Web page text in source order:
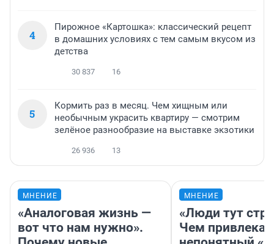
4
Пирожное «Картошка»: классический рецепт
в домашних условиях с тем самым вкусом из
детства
30 837 16
5
Кормить раз в месяц. Чем хищным или
необычным украсить квартиру — смотрим
зелёное разнообразие на выставке экзотики
26 936 13
МНЕНИЕ
«Аналоговая жизнь —
вот что нам нужно».
МНЕНИЕ
«Люди тут
Чем